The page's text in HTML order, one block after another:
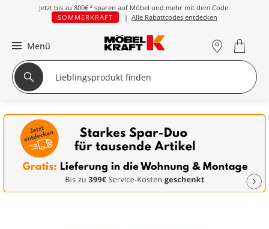
Jetzt bis zu 800€ ² sparen auf Möbel und mehr mit dem Code:
SOMMERKRAFT
| Alle Rabattcodes entdecken
Menü